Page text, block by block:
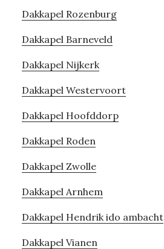
Dakkapel Rozenburg
Dakkapel Barneveld
Dakkapel Nijkerk
Dakkapel Westervoort
Dakkapel Hoofddorp
Dakkapel Roden
Dakkapel Zwolle
Dakkapel Arnhem
Dakkapel Hendrik ido ambacht
Dakkapel Vianen